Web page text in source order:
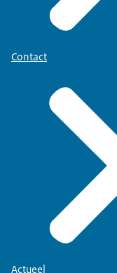
Contact
Actueel